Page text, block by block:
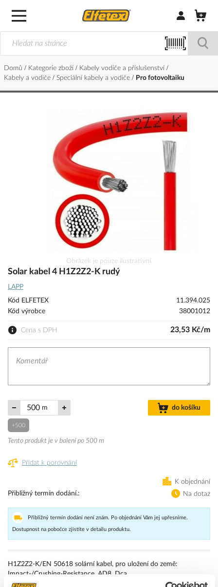
Přihlásit/
Domů Kategorie zboží
Kabely vodiče a příslušenství
Kabely a vodiče
Speciální kabely a vodiče Pro fotovoltaiku
na
galerie
s
obrázky
Obrázek je pouze ilustrativní.
Solar kabel 4 H1Z2Z2-K rudý
LAPP
Kód ELFETEX
11.394.025
Kód výrobce
38001012
Cena s DPH 23,53 Kč/m
m do košíku
+500
Tento produkt je v balení po 500 m
Přidat k porovnání
K objednání
Přibližný termín dodání.
Na dotaz
Přibližný termín dodání není znám. Po objednání Vám jej upřesníme.
Dostupnost na pobočce zjistíte v detailu produktu.
H1Z2Z2-K/EN 50618 solární kabel, pro uložení do země:
Impact-/Crushing-Resistance, AD8, Dca
H1Z2Z2-K, optimalizovaná verzePreviousNext